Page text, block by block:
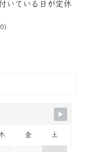
いている日が定休
金 土